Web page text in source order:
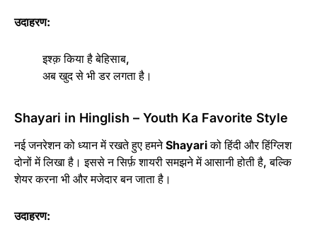
उदाहरण:
इश्क़ किया है बेहिसाब,
अब खुद से भी डर लगता है।
Shayari in Hinglish – Youth Ka Favorite Style
नई जनरेशन को ध्यान में रखते हुए हमनेShayariको हिंदी और हिंग्लिश
दोनों में लिखा है। इससे न सिर्फ़ शायरी समझने में आसानी होती है, बल्कि
शेयर करना भी और मजेदार बन जाता है।
उदाहरण: